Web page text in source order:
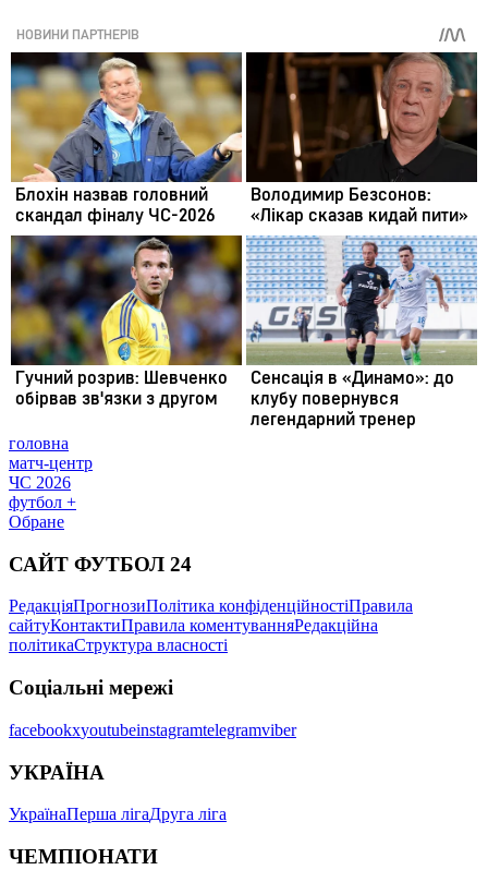
головна
матч-центр
ЧС 2026
футбол +
Обране
САЙТ ФУТБОЛ 24
РедакціяПрогнозиПолітика конфіденційностіПравила
сайтуКонтактиПравила коментуванняРедакційна
політикаСтруктура власності
Соціальні мережі
facebookxyoutubeinstagramtelegramviber
УКРАЇНА
УкраїнаПерша лігаДруга ліга
ЧЕМПІОНАТИ